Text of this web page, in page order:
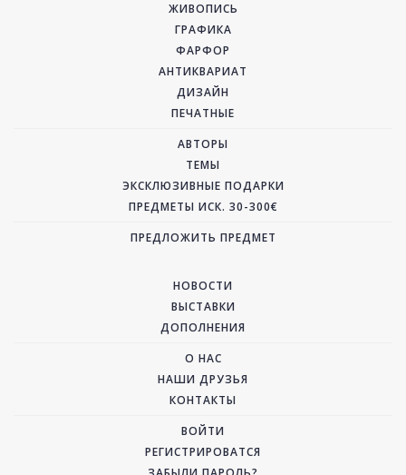
ЖИВОПИСЬ
ГРАФИКА
ФАРФОР
АНТИКВАРИАТ
ДИЗАЙН
ПЕЧАТНЫЕ
АВТОРЫ
ТЕМЫ
ЭКСКЛЮЗИВНЫЕ ПОДАРКИ
ПРЕДМЕТЫ ИСК. 30-300€
ПРЕДЛОЖИТЬ ПРЕДМЕТ
НОВОСТИ
ВЫСТАВКИ
ДОПОЛНЕНИЯ
О НАС
НАШИ ДРУЗЬЯ
КОНТАКТЫ
ВОЙТИ
РЕГИСТРИРОВАТСЯ